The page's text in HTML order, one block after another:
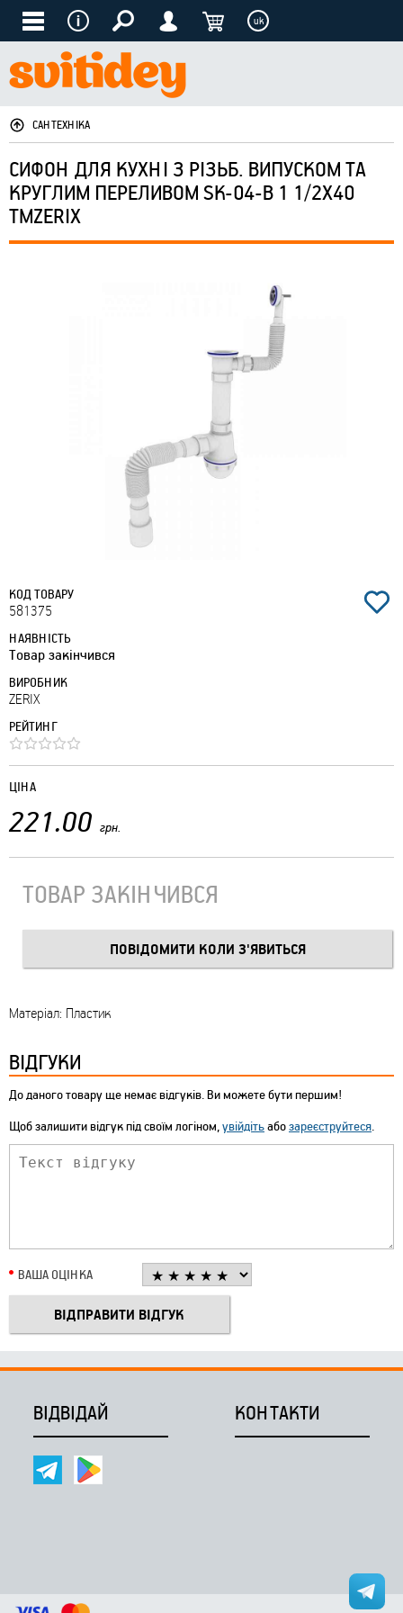
uk
САНТЕХНІКА
СИФОН ДЛЯ КУХНІ З РІЗЬБ. ВИПУСКОМ ТА
КРУГЛИМ ПЕРЕЛИВОМ SK-04-В 1 1/2X40
ТМZERIX
КОД ТОВАРУ
581375
НАЯВНІСТЬ
Товар закінчився
ВИРОБНИК
ZERIX
РЕЙТИНГ
ЦІНА
221.00 грн.
ТОВАР ЗАКІНЧИВСЯ
Матеріал: Пластик
ВІДГУКИ
До даного товару ще немає відгуків. Ви можете бути першим!
Щоб залишити відгук під своїм логіном,увійдітьабозареєструйтеся.
ВАША ОЦІНКА
ВІДВІДАЙ КОНТАКТИ